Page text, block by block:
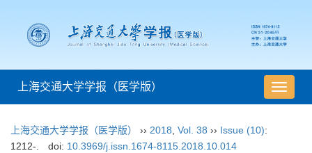
导
航
上海交通大学学报（医学版）
上海交通大学学报（医学版） ›› 2018 Vol. 38 ›› Issue (10):
1212-.
doi: 10.3969/j.issn.1674-8115.2018.10.014